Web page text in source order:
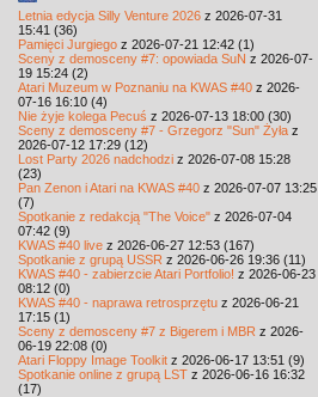
Letnia edycja Silly Venture 2026 z 2026-07-31
15:41 (36)
Pamięci Jurgiego z 2026-07-21 12:42 (1)
Sceny z demosceny #7: opowiada SuN z 2026-07-
19 15:24 (2)
Atari Muzeum w Poznaniu na KWAS #40 z 2026-
07-16 16:10 (4)
Nie żyje kolega Pecuś z 2026-07-13 18:00 (30)
Sceny z demosceny #7 - Grzegorz "Sun" Żyła z
2026-07-12 17:29 (12)
Lost Party 2026 nadchodzi z 2026-07-08 15:28
(23)
Pan Zenon i Atari na KWAS #40 z 2026-07-07 13:25
(7)
Spotkanie z redakcją "The Voice" z 2026-07-04
07:42 (9)
KWAS #40 live z 2026-06-27 12:53 (167)
Spotkanie z grupą USSR z 2026-06-26 19:36 (11)
KWAS #40 - zabierzcie Atari Portfolio! z 2026-06-23
08:12 (0)
KWAS #40 - naprawa retrosprzętu z 2026-06-21
17:15 (1)
Sceny z demosceny #7 z Bigerem i MBR z 2026-
06-19 22:08 (0)
Atari Floppy Image Toolkit z 2026-06-17 13:51 (9)
Spotkanie online z grupą LST z 2026-06-16 16:32
(17)